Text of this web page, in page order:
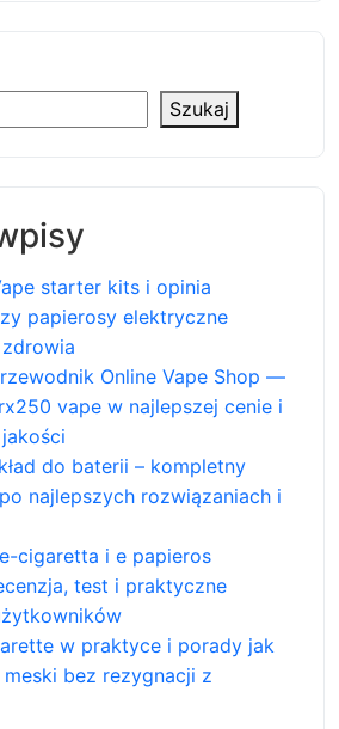
Szukaj
starter kits i opinia
papierosy elektryczne
Online Vape Shop —
vape w najlepszej cenie i
do baterii – kompletny
najlepszych rozwiązaniach i
cigaretta i e papieros
test i praktyczne
w praktyce i porady jak
bez rezygnacji z